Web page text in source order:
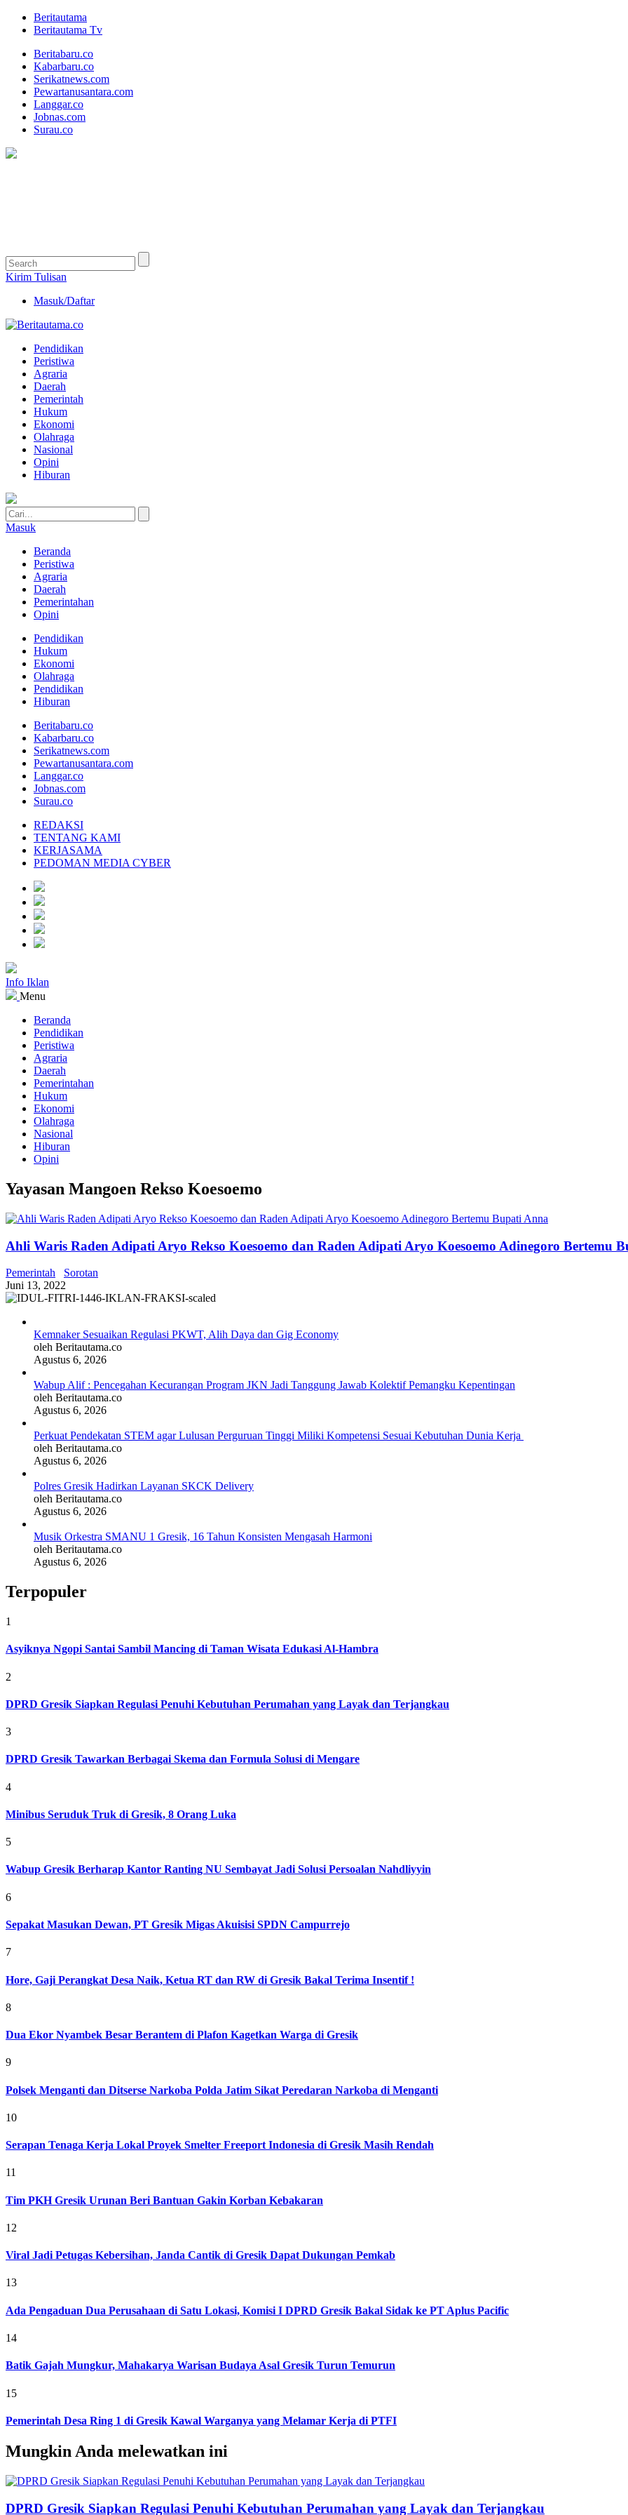
Beritautama
Beritautama Tv
Beritabaru.co
Kabarbaru.co
Serikatnews.com
Pewartanusantara.com
Langgar.co
Jobnas.com
Surau.co
Kirim Tulisan
Masuk/Daftar
Pendidikan
Peristiwa
Agraria
Daerah
Pemerintah
Hukum
Ekonomi
Olahraga
Nasional
Opini
Hiburan
Masuk
Beranda
Peristiwa
Agraria
Daerah
Pemerintahan
Opini
Pendidikan
Hukum
Ekonomi
Olahraga
Pendidikan
Hiburan
Beritabaru.co
Kabarbaru.co
Serikatnews.com
Pewartanusantara.com
Langgar.co
Jobnas.com
Surau.co
REDAKSI
TENTANG KAMI
KERJASAMA
PEDOMAN MEDIA CYBER
Info Iklan
Menu
Beranda
Pendidikan
Peristiwa
Agraria
Daerah
Pemerintahan
Hukum
Ekonomi
Olahraga
Nasional
Hiburan
Opini
Yayasan Mangoen Rekso Koesoemo
Ahli Waris Raden Adipati Aryo Rekso Koesoemo dan Raden Adipati Aryo Koesoemo Adinegoro Bertemu
Pemerintah
Sorotan
Juni 13, 2022
Kemnaker Sesuaikan Regulasi PKWT, Alih Daya dan Gig Economy
oleh Beritautama.co
Agustus 6, 2026
Wabup Alif : Pencegahan Kecurangan Program JKN Jadi Tanggung Jawab Kolektif Pemangku Kepentingan
oleh Beritautama.co
Agustus 6, 2026
Perkuat Pendekatan STEM agar Lulusan Perguruan Tinggi Miliki Kompetensi Sesuai Kebutuhan Dunia Kerja
oleh Beritautama.co
Agustus 6, 2026
Polres Gresik Hadirkan Layanan SKCK Delivery
oleh Beritautama.co
Agustus 6, 2026
Musik Orkestra SMANU 1 Gresik, 16 Tahun Konsisten Mengasah Harmoni
oleh Beritautama.co
Agustus 6, 2026
Terpopuler
1
Asyiknya Ngopi Santai Sambil Mancing di Taman Wisata Edukasi Al-Hambra
2
DPRD Gresik Siapkan Regulasi Penuhi Kebutuhan Perumahan yang Layak dan Terjangkau
3
DPRD Gresik Tawarkan Berbagai Skema dan Formula Solusi di Mengare
4
Minibus Seruduk Truk di Gresik, 8 Orang Luka
5
Wabup Gresik Berharap Kantor Ranting NU Sembayat Jadi Solusi Persoalan Nahdliyyin
6
Sepakat Masukan Dewan, PT Gresik Migas Akuisisi SPDN Campurrejo
7
Hore, Gaji Perangkat Desa Naik, Ketua RT dan RW di Gresik Bakal Terima Insentif !
8
Dua Ekor Nyambek Besar Berantem di Plafon Kagetkan Warga di Gresik
9
Polsek Menganti dan Ditserse Narkoba Polda Jatim Sikat Peredaran Narkoba di Menganti
10
Serapan Tenaga Kerja Lokal Proyek Smelter Freeport Indonesia di Gresik Masih Rendah
11
Tim PKH Gresik Urunan Beri Bantuan Gakin Korban Kebakaran
12
Viral Jadi Petugas Kebersihan, Janda Cantik di Gresik Dapat Dukungan Pemkab
13
Ada Pengaduan Dua Perusahaan di Satu Lokasi, Komisi I DPRD Gresik Bakal Sidak ke PT Aplus Pacific
14
Batik Gajah Mungkur, Mahakarya Warisan Budaya Asal Gresik Turun Temurun
15
Pemerintah Desa Ring 1 di Gresik Kawal Warganya yang Melamar Kerja di PTFI
Mungkin Anda melewatkan ini
DPRD Gresik Siapkan Regulasi Penuhi Kebutuhan Perumahan yang Layak dan Terjangkau